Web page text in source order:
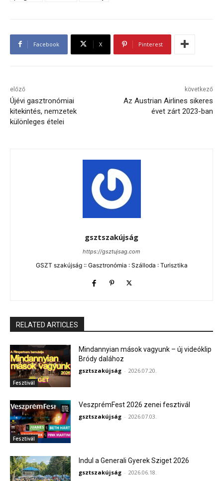
Facebook X Pinterest
előző
Újévi gasztronómiai
kitekintés, nemzetek
különleges ételei
következő
Az Austrian Airlines sikeres
évet zárt 2023-ban
gsztszakújság
https://gsztujsag.com
GSZT szakújság :: Gasztronómia : Szálloda : Turisztika
RELATED ARTICLES
Fesztivál
Mindannyian mások vagyunk – új videóklip
Bródy dalához
gsztszakújság - 2026.07.20.
Fesztivál
VeszprémFest 2026 zenei fesztivál
gsztszakújság - 2026.07.03.
Indul a Generali Gyerek Sziget 2026
gsztszakújság - 2026.06.18.